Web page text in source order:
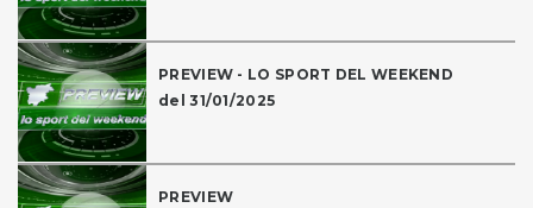
PREVIEW - LO SPORT DEL WEEKEND
del 31/01/2025
PREVIEW